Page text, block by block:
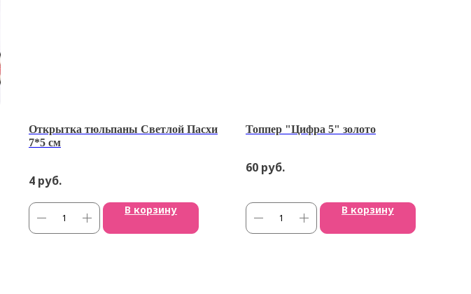
Открытка тюльпаны Светлой Пасхи
7*5 см
4 руб.
В корзину
Топпер "Цифра 5" золото
60 руб.
В корзину